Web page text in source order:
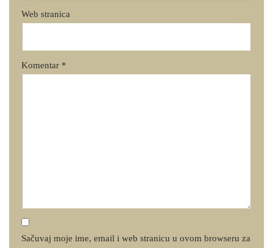
Web stranica
Komentar *
Sačuvaj moje ime, email i web stranicu u ovom browseru za